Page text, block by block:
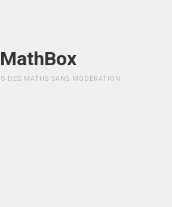
MathBox
DES MATHS SANS MODÉRATION